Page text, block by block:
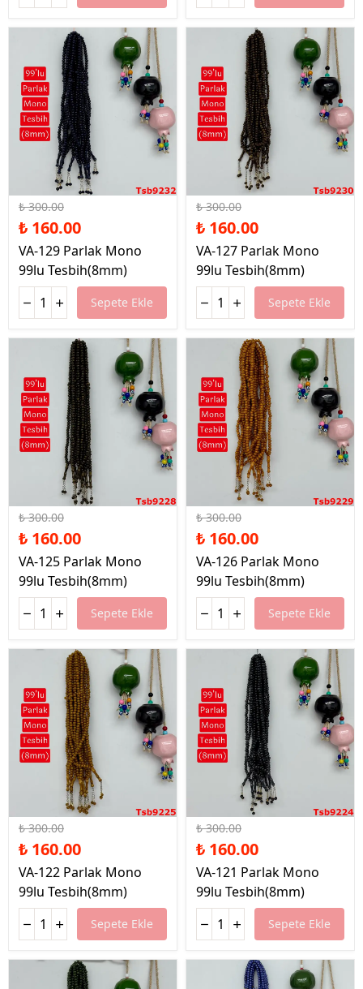
%47 İndirim
₺ 300.00
₺ 160.00
VA-129 Parlak Mono
99lu Tesbih(8mm)
Sepete Ekle
%47 İndirim
₺ 300.00
₺ 160.00
VA-127 Parlak Mono
99lu Tesbih(8mm)
Sepete Ekle
%47 İndirim
₺ 300.00
₺ 160.00
VA-125 Parlak Mono
99lu Tesbih(8mm)
Sepete Ekle
%47 İndirim
₺ 300.00
₺ 160.00
VA-126 Parlak Mono
99lu Tesbih(8mm)
Sepete Ekle
%47 İndirim
₺ 300.00
₺ 160.00
VA-122 Parlak Mono
99lu Tesbih(8mm)
Sepete Ekle
%47 İndirim
₺ 300.00
₺ 160.00
VA-121 Parlak Mono
99lu Tesbih(8mm)
Sepete Ekle